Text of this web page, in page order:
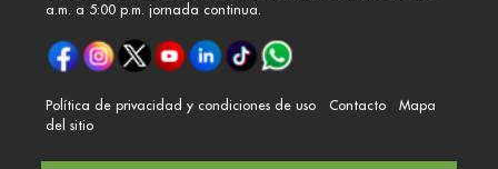
a.m. a 5:00 p.m. jornada continua.
Política de privacidad y condiciones de uso Contacto
Mapa
del sitio